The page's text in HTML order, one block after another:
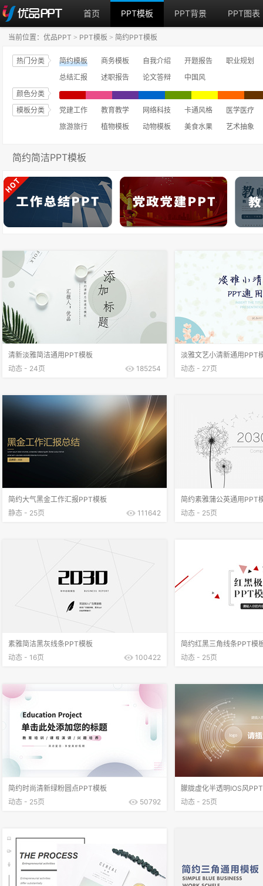
首页 PPT模板 PPT背景 PPT图表
当前位置： 优品PPT > PPT模板 > 简约PPT模板
热门分类 简约模板 商务模板 自我介绍 开题报告
职业规划
总结汇报
述职报告 论文答辩
中国风
颜色分类
模板分类
党建工作 教育教学 网络科技 卡通风格
医学医疗
旅游旅行
植物模板 动物模板 美食水果 艺术抽象
简约简洁PPT模板
清新淡雅简洁通用PPT模板
动态 - 24页
185254
淡雅文艺小清新通用PPT
动态 - 27页
简约大气黑金工作汇报PPT模板
静态 - 25页
111642
简约素雅蒲公英通用PPT
动态 - 25页
素雅简洁黑灰线条PPT模板
动态 - 16页
100422
简约红黑三角线条PPT模
动态 - 25页
简约时尚清新绿粉圆点PPT模板
动态 - 25页
50792
朦胧虚化半透明IOS风
动态 - 25页